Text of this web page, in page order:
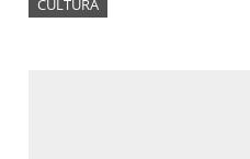
CULTURA